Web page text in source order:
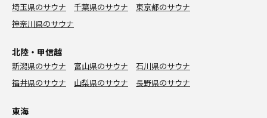
埼玉県のサウナ
千葉県のサウナ
東京都のサウナ
神奈川県のサウナ
北陸・甲信越
新潟県のサウナ 富山県のサウナ
石川県のサウナ
福井県のサウナ
山梨県のサウナ 長野県のサウナ
東海